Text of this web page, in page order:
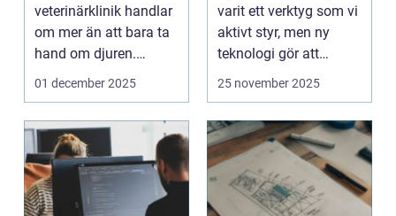
veterinärklinik handlar
om mer än att bara ta
hand om djuren.
Administrativa ...
01 december 2025
varit ett verktyg som vi
aktivt styr, men ny
teknologi gör att
program ...
25 november 2025